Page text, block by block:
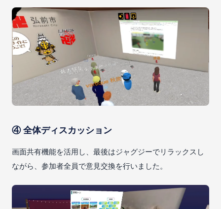
④ 全体ディスカッション
画面共有機能を活用し、最後はジャグジーでリラックスし
ながら、参加者全員で意見交換を行いました。